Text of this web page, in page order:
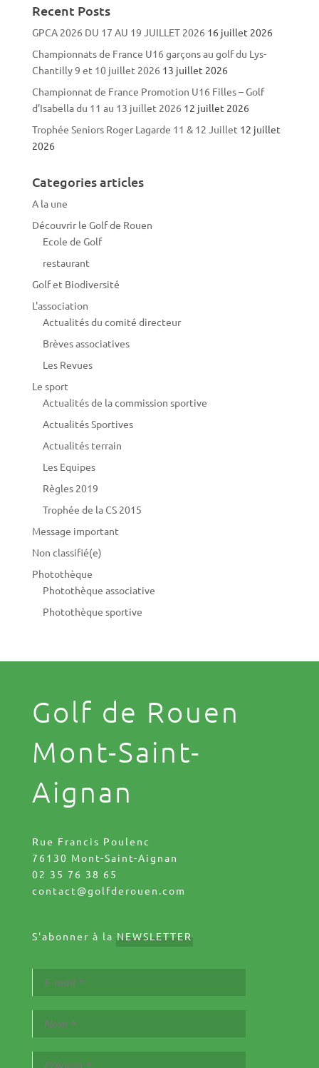
Recent Posts
GPCA 2026 DU 17 AU 19 JUILLET 2026 16 juillet 2026
Championnats de France U16 garçons au golf du Lys-
Chantilly 9 et 10 juillet 2026 13 juillet 2026
Championnat de France Promotion U16 Filles – Golf
d’Isabella du 11 au 13 juillet 2026 12 juillet 2026
Trophée Seniors Roger Lagarde 11 & 12 Juillet 12 juillet
2026
Categories articles
A la une
Découvrir le Golf de Rouen
Ecole de Golf
restaurant
Golf et Biodiversité
L'association
Actualités du comité directeur
Brèves associatives
Les Revues
Le sport
Actualités de la commission sportive
Actualités Sportives
Actualités terrain
Les Equipes
Règles 2019
Trophée de la CS 2015
Message important
Non classifié(e)
Photothèque
Photothèque associative
Photothèque sportive
Golf de Rouen
Mont-Saint-
Aignan
Rue Francis Poulenc
76130 Mont-Saint-Aignan
02 35 76 38 65
contact@golfderouen.com
S'abonner à la NEWSLETTER